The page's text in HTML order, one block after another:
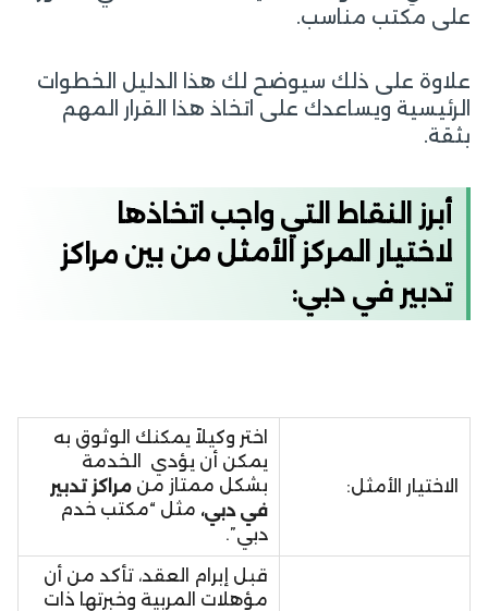
على مكتب مناسب.
علاوة على ذلك سيوضح لك هذا الدليل الخطوات
الرئيسية ويساعدك على اتخاذ هذا القرار المهم
بثقة.
أبرز النقاط التي واجب اتخاذها
لاختيار المركز الأمثل من بين مراكز
تدبير في دبي:
الاختيار الأمثل:
اختر وكيلاً يمكنك الوثوق به
يمكن أن يؤدي الخدمة
بشكل ممتاز من مراكز تدبير
في دبي، مثل “مكتب خدم
دبي”.
قبل إبرام العقد، تأكد من أن
مؤهلات المربية وخبرتها ذات